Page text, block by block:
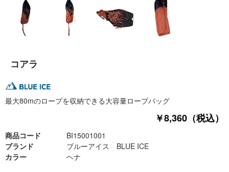
コアラ
最大80mのロープを収納できる大容量ロープバッグ
￥8,360（税込）
商品コード
BI15001001
ブランド
ブルーアイス BLUE ICE
カラー
ヘナ